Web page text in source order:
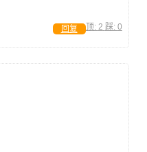
顶: 2 踩: 0
回复